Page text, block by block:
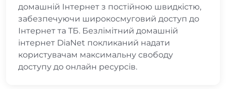
домашній Інтернет з постійною швидкістю,
забезпечуючи широкосмуговий доступ до
Інтернет та ТБ. Безлімітний домашній
інтернет DiaNet покликаний надати
користувачам максимальну свободу
доступу до онлайн ресурсів.